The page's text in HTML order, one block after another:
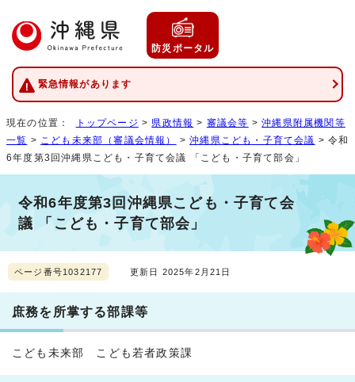
防災ポータル
緊急情報があります
現在の位置： トップページ > 県政情報 > 審議会等 >沖縄県附属機関等
一覧 > こども未来部（審議会情報） >沖縄県こども・子育て会議 > 令和
6年度第3回沖縄県こども・子育て会議 「こども・子育て部会」
令和6年度第3回沖縄県こども・子育て会
議 「こども・子育て部会」
ページ番号1032177 更新日 2025年2月21日
庶務を所掌する部課等
こども未来部 こども若者政策課